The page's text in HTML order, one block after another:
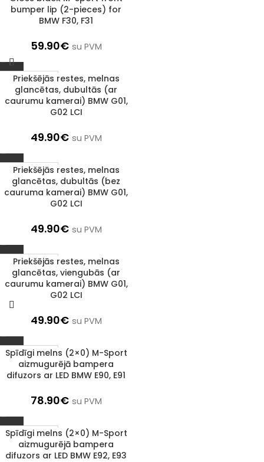
bumper lip (2-pieces) for
BMW F30, F31
59.90€ su PVM
1–3 D. D.
Priekšējās restes, melnas
glancētas, dubultās (ar
caurumu kamerai) BMW G01,
G02 LCI
49.90€ su PVM
1–3 D. D.
Priekšējās restes, melnas
glancētas, dubultās (bez
cauruma kamerai) BMW G01,
G02 LCI
49.90€ su PVM
1–3 D. D.
Priekšējās restes, melnas
glancētas, viengubās (ar
caurumu kamerai) BMW G01,
G02 LCI
49.90€ su PVM
1–3 D. D.
Spīdīgi melns (2×0) M-Sport
aizmugurējā bampera
difuzors ar LED BMW E90, E91
78.90€ su PVM
1–3 D. D.
Spīdīgi melns (2×0) M-Sport
aizmugurējā bampera
difuzors ar LED BMW E92, E93